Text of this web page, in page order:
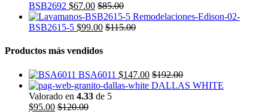
BSB2692 $67.00 $85.00
BSB2615-5 $99.00 $115.00
Productos más vendidos
BSA6011 $147.00 $192.00
DALLAS WHITE
Valorado en 4.33 de 5
$95.00 $120.00